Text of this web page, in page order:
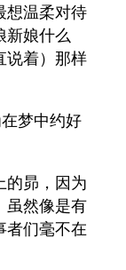
想温柔对待
新娘什么
说着）那样
梦中约好
的昴，因为
虽然像是有
者们毫不在